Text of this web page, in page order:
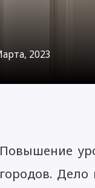
2023
Повышение
городов. Дело